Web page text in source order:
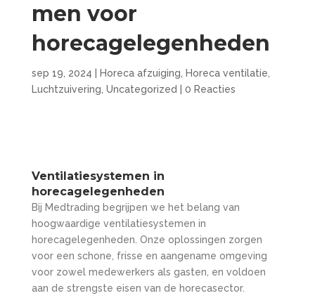
men voor
horecagelegenheden
sep 19, 2024 Horeca afzuiging Horeca ventilatie
Luchtzuivering Uncategorized 0 Reacties
Ventilatiesystemen in
horecagelegenheden
Bij Medtrading begrijpen we het belang van
hoogwaardige ventilatiesystemen in
horecagelegenheden. Onze oplossingen zorgen
voor een schone, frisse en aangename omgeving
voor zowel medewerkers als gasten, en voldoen
aan de strengste eisen van de horecasector.